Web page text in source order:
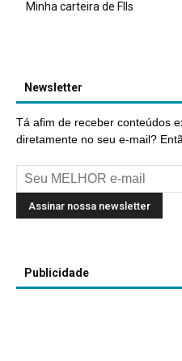
Minha carteira de FIIs
Newsletter
Tá afim de receber conteúdos
diretamente no seu e-mail?
Publicidade